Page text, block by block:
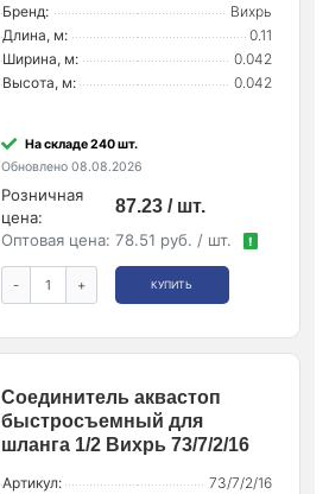
Бренд:
Вихрь
Длина, м:
0.11
Ширина, м:
0.042
Высота, м:
0.042
На складе 240 шт.
Обновлено 08.08.2026
Розничная
цена:
87.23 / шт.
Оптовая цена: 78.51 руб. / шт. !
- + КУПИТЬ
Соединитель аквастоп
быстросъемный для
шланга 1/2 Вихрь 73/7/2/16
Артикул:
73/7/2/16